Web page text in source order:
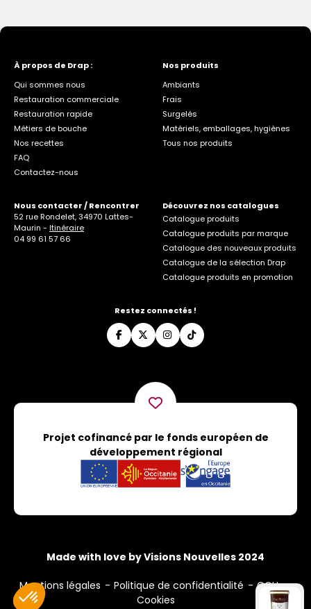
À propos de Drap :
Qui sommes nous
Restauration commerciale
Restauration rapide
Métiers de bouche
Nos recettes
FAQ
Contactez-nous
Nos produits
Ambiants
Frais
Surgelés
Matériels, emballages, hygiènes
Tous nos produits
Nous contacter / Rencontrer
52 rue Rondelet, 34970 Lattes-
Maurin - Itinéraire
04 99 61 57 66
Découvrez nos catalogues
Catalogue produits
Catalogue produits par marque
Catalogue des nouveaux produits
Catalogue de la sélection Drap
Catalogue produits en promotion
Restez connectés !
Projet cofinancé par le fonds européen de
développement régional
Made with love by Visions Nouvelles 2024
Mentions légales Politique de confidentialité
CGU
Cookies